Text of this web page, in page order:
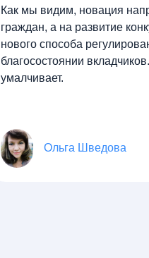
Как мы видим, новация
граждан, а на развитие
нового способа
благосостоянии
умалчивает.
Ольга Шведова